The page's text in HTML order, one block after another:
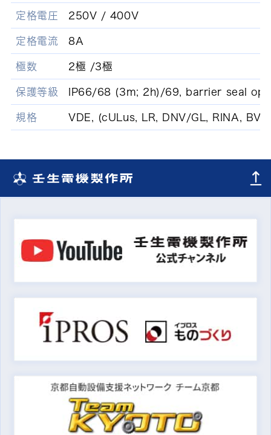
定格電圧 250V / 400V
定格電流 8A
極数 2極 /3極
保護等級 IP66/68 (3m; 2h)/69, barrier seal
規格 VDE, (cULus, LR, DNV/GL, RINA, BV